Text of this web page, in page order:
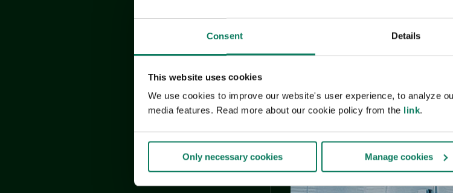
Consent Details
This website uses cookies
We use cookies to improve our website's user experience, to analyze
media features. Read more about our cookie policy from the link.
Only necessary cookies Manage cookies